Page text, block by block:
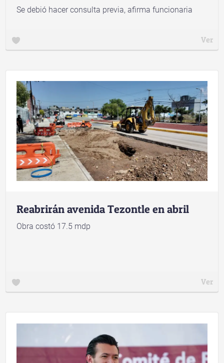
Se debió hacer consulta previa, afirma funcionaria
Ver
Reabrirán avenida Tezontle en abril
Obra costó 17.5 mdp
Ver